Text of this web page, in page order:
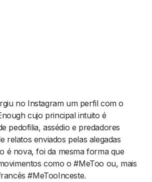
no Instagram um perfil com o
cujo principal intuito é
pedofilia, assédio e predadores
relatos enviados pelas alegadas
é nova, foi da mesma forma que
como o #MeToo ou, mais
#MeTooInceste.